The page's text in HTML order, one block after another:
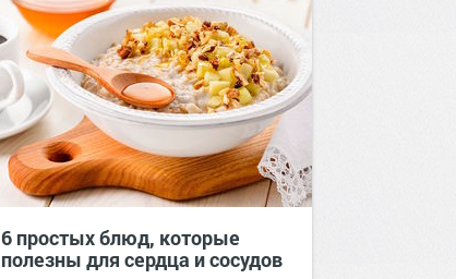
6 простых блюд, которые
полезны для сердца и сосудов